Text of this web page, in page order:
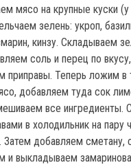
мясо на крупные куски
зелень: укроп,
кинзу. Складываем
соль и перец по вкусу,
приправы. Теперь ложим в
добавляем туда сок
все ингредиенты.
в холодильник на пару
Затем добавляем сметану,
и выкладываем